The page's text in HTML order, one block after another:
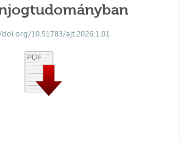
10.51783/ajt.2026.1.01